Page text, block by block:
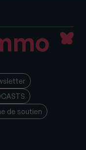
de soutien